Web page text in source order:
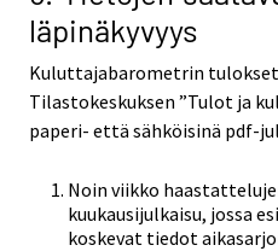
läpinäkyvyys
Kuluttajabarometrin
Tilastokeskuksen ”Tulot ja
paperi- että sähköisinä pdf-
Noin viikko
kuukausijulkaisu, jossa
koskevat tiedot